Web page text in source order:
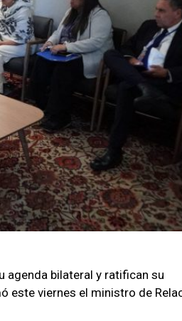
agenda bilateral y ratifican su
este viernes el ministro de